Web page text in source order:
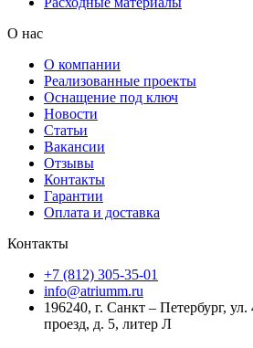
О нас
О компании
Реализованные проекты
Оснащение под ключ
Новости
Статьи
Вакансии
Отзывы
Контакты
Гарантии
Оплата и доставка
Контакты
+7 (812) 305-35-01
info@atriumm.ru
196240, г. Санкт – Петербург,
проезд, д. 5, литер Л